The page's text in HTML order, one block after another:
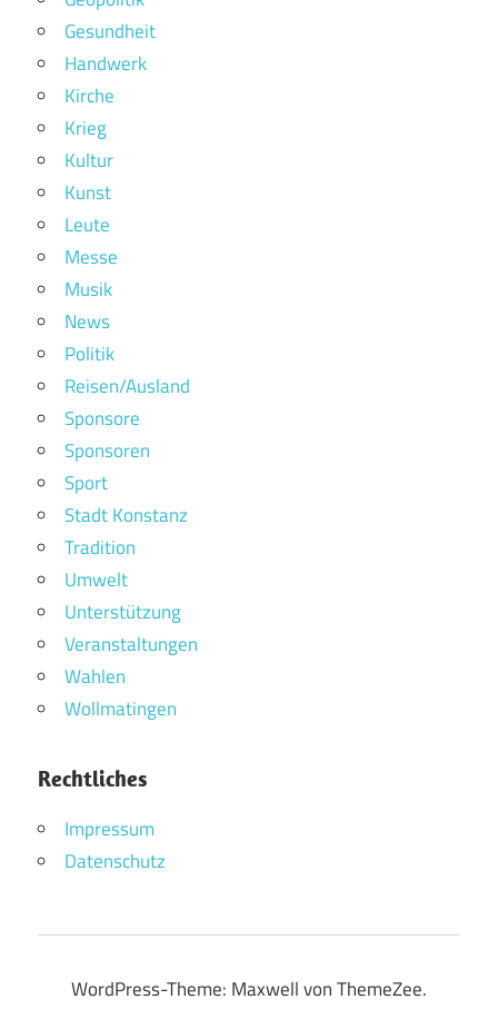
Gesundheit
Handwerk
Kirche
Krieg
Kultur
Kunst
Leute
Messe
Musik
News
Politik
Reisen/Ausland
Sponsore
Sponsoren
Sport
Stadt Konstanz
Tradition
Umwelt
Unterstützung
Veranstaltungen
Wahlen
Wollmatingen
Rechtliches
Impressum
Datenschutz
WordPress-Theme: Maxwell von ThemeZee.